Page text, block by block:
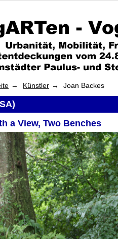
Künstler Joan Backes
a View, Two Benches